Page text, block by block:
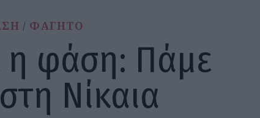
ΦΑΓΗΤΟ
η φάση: Πάμε
Νίκαια